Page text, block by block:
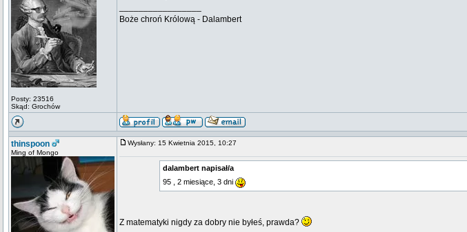
Posty: 23516
Skąd: Grochów
Boże chroń Królową - Dalambert
thinspoon
Ming of Mongo
Wysłany: 15 Kwietnia 2015, 10:27
dalambert napisał/a
95 , 2 miesiące, 3 dni
Z matematyki nigdy za dobry nie byłeś, prawda?